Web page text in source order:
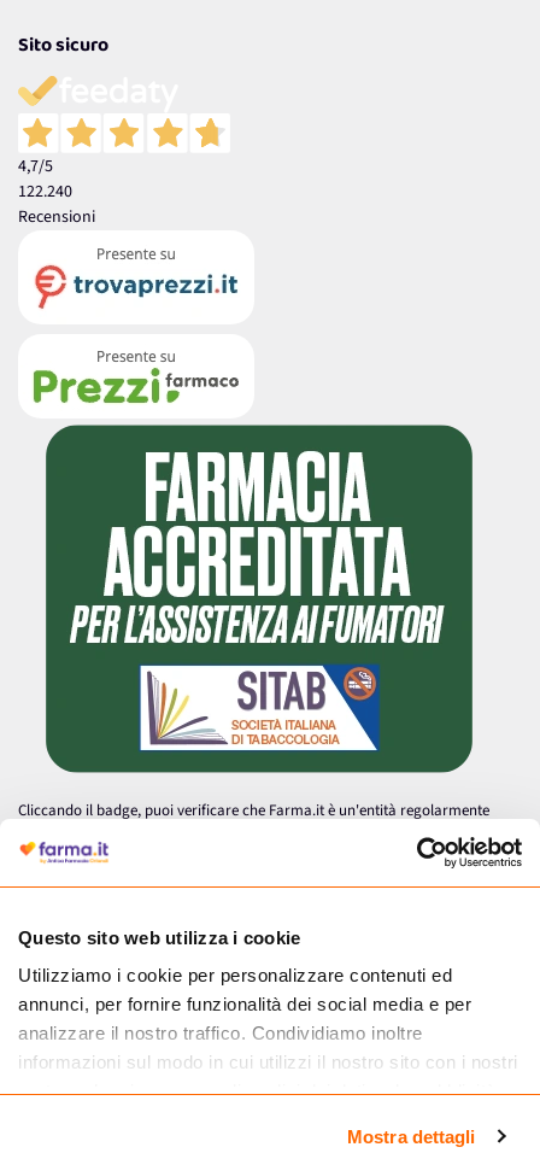
Questo sito web utilizza i cookie
Utilizziamo i cookie per personalizzare contenuti ed
annunci, per fornire funzionalità dei social media e per
analizzare il nostro traffico. Condividiamo inoltre
informazioni sul modo in cui utilizzi il nostro sito con i nostri
partner che si occupano di analisi dei dati web, pubblicità e
informazioni che hai fornito loro o che hanno raccolto dal
Mostra dettagli
Sito sicuro
4,7/5
122.240
Recensioni
Cliccando il badge, puoi verificare che Farma.it è un'entità regolarmente
autorizzata dal Ministero della Salute a effettuare la vendita online di
medicinali.